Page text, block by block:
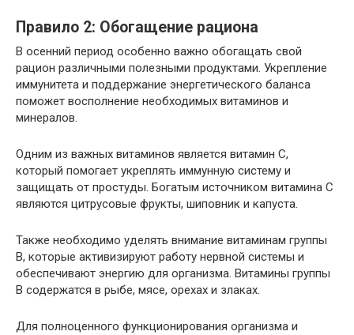
Правило 2: Обогащение рациона
В осенний период особенно важно обогащать свой
рацион различными полезными продуктами. Укрепление
иммунитета и поддержание энергетического баланса
поможет восполнение необходимых витаминов и
минералов.
Одним из важных витаминов является витамин С,
который помогает укреплять иммунную систему и
защищать от простуды. Богатым источником витамина С
являются цитрусовые фрукты, шиповник и капуста.
Также необходимо уделять внимание витаминам группы
В, которые активизируют работу нервной системы и
обеспечивают энергию для организма. Витамины группы
В содержатся в рыбе, мясе, орехах и злаках.
Для полноценного функционирования организма и